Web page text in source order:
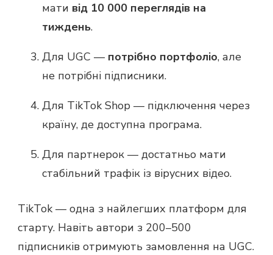
мати від 10 000 переглядів на
тиждень.
Для UGC — потрібно портфоліо, але
не потрібні підписники.
Для TikTok Shop — підключення через
країну, де доступна програма.
Для партнерок — достатньо мати
стабільний трафік із вірусних відео.
TikTok — одна з найлегших платформ для
старту. Навіть автори з 200–500
підписників отримують замовлення на UGC.